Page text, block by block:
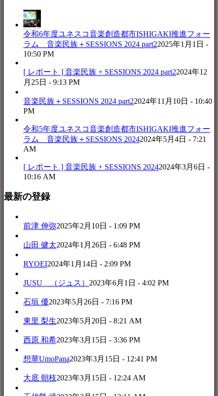
令和6年度ユネスコ音楽創造都市ISHIGAKI推進フォー
ラム 音楽民族＋SESSIONS 2024 part22025年1月1日 -
10:50 PM
[ レポート ] 音楽民族 + SESSIONS 2024 part22024年12
月25日 - 9:13 PM
音楽民族＋SESSIONS 2024 part22024年11月10日 - 10:40
PM
令和5年度ユネスコ音楽創造都市ISHIGAKI推進フォー
ラム 音楽民族＋SESSIONS 20242024年5月4日 - 7:21
AM
[ レポート ] 音楽民族 + SESSIONS 20242024年3月6日 -
10:16 AM
最新の登録
前津 伸弥2025年2月10日 - 1:09 PM
山田 健太2024年1月26日 - 6:48 PM
RYOEI2024年1月14日 - 2:09 PM
JUSU （ジュス） 2023年6月1日 - 4:02 PM
石垣 優2023年5月26日 - 7:16 PM
東里 梨生2023年5月20日 - 8:21 AM
西原 和希2023年3月15日 - 3:36 PM
想華UmoPana2023年3月15日 - 12:41 PM
大底 朝枝2023年3月15日 - 12:24 AM